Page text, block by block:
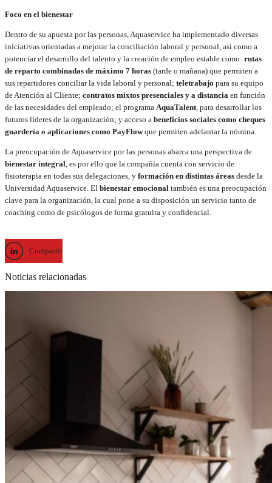
Foco en el bienestar
Dentro de su apuesta por las personas, Aquaservice ha implementado diversas
iniciativas orientadas a mejorar la conciliación laboral y personal, así como a
potenciar el desarrollo del talento y la creación de empleo estable como: rutas
de reparto combinadas de máximo 7 horas (tarde o mañana) que permiten a
sus repartidores conciliar la vida laboral y personal; teletrabajo para su equipo
de Atención al Cliente; contratos mixtos presenciales y a distancia en función
de las necesidades del empleado; el programa AquaTalent, para desarrollar los
futuros líderes de la organización; y acceso a beneficios sociales como cheques
guardería o aplicaciones como PayFlowque permiten adelantar la nómina.
La preocupación de Aquaservice por las personas abarca una perspectiva de
bienestar integral , es por ello que la compañía cuenta con servicio de
fisioterapia en todas sus delegaciones, y formación en distintas áreas desde la
Universidad Aquaservice. El bienestar emocional también es una preocupación
clave para la organización, la cual pone a su disposición un servicio tanto de
coaching como de psicólogos de forma gratuita y confidencial.
Compartir
Noticias relacionadas